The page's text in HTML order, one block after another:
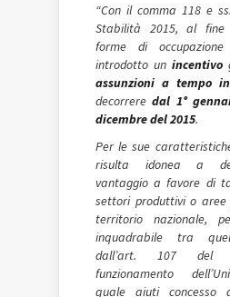
“Con il comma 118 e
Stabilità 2015, al fine
forme di
introdotto un incentivo
assunzioni a tempo
decorreredal 1°
dicembre del 2015.
Per le sue
risulta idonea a
vantaggio a favore di
settori produttivi o aree
territorio nazionale,
inquadrabile tra
dall’art. 107 del
funzionamento
quale aiuti concesso